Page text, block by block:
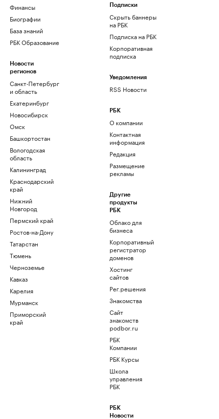
Финансы
Биографии
База знаний
РБК Образование
Новости
регионов
Санкт-Петербург
и область
Екатеринбург
Новосибирск
Омск
Башкортостан
Вологодская
область
Калининград
Краснодарский
край
Нижний
Новгород
Пермский край
Ростов-на-Дону
Татарстан
Тюмень
Черноземье
Кавказ
Карелия
Мурманск
Приморский
край
Подписки
Скрыть баннеры
на РБК
Подписка на РБК
Корпоративная
подписка
Уведомления
RSS Новости
РБК
О компании
Контактная
информация
Редакция
Размещение
рекламы
Другие
продукты
РБК
Облако для
бизнеса
Корпоративный
регистратор
доменов
Хостинг
сайтов
Рег.решения
Знакомства
Сайт
знакомств
podbor.ru
РБК
Компании
РБК Курсы
Школа
управления
РБК
РБК
Новости